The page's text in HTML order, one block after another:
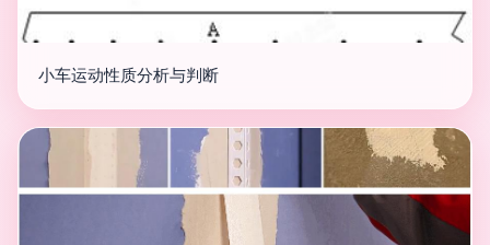
小车运动性质分析与判断